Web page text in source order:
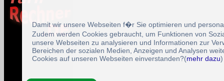
Damit wir unsere Webseiten f�r Sie optimieren und
Zudem werden Cookies gebraucht, um Funktionen von
unsere Webseiten zu analysieren und Informationen zur
Bereichen der sozialen Medien, Anzeigen und Analysen
Cookies auf unseren Webseiten einverstanden?(mehr dazu)